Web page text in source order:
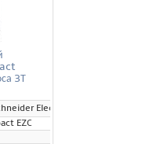
3Т
Electric
EZC